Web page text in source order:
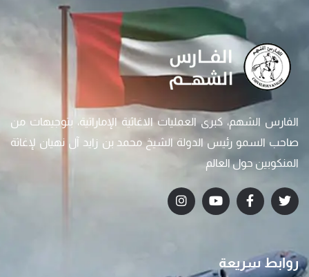
الفارس الشهم، كبرى العمليات الاغاثية الإماراتية، بتوجيهات من
صاحب السمو رئيس الدولة الشيخ محمد بن زايد آل نهيان لإغاثة
المنكوبين حول العالم
روابط سريعة